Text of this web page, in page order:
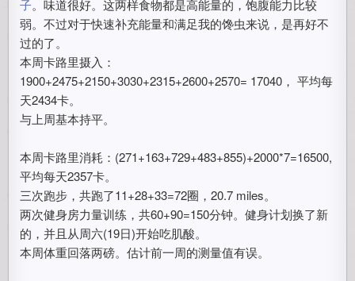
子。味道很好。这两样食物都是高能量的，饱腹能力比较
弱。不过对于快速补充能量和满足我的馋虫来说，是再好不
过的了。
本周卡路里摄入：
1900+2475+2150+3030+2315+2600+2570= 17040， 平均每
天2434卡。
与上周基本持平。
本周卡路里消耗：(271+163+729+483+855)+2000*7=16500,
平均每天2357卡。
三次跑步，共跑了11+28+33=72圈，20.7 miles。
两次健身房力量训练，共60+90=150分钟。健身计划换了新
的，并且从周六(19日)开始吃肌酸。
本周体重回落两磅。估计前一周的测量值有误。